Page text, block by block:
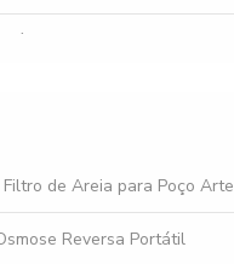
é Fundamental para a
de Areia para Poço
Reversa Portátil